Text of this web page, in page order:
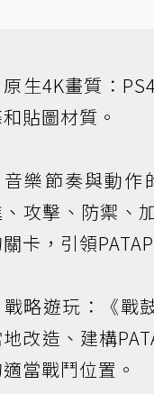
生4K畫質：
貼圖材質。
樂節奏與動作
攻擊、防禦、
卡，引領
略遊玩：《戰
地改造、建構
當戰鬥位置。